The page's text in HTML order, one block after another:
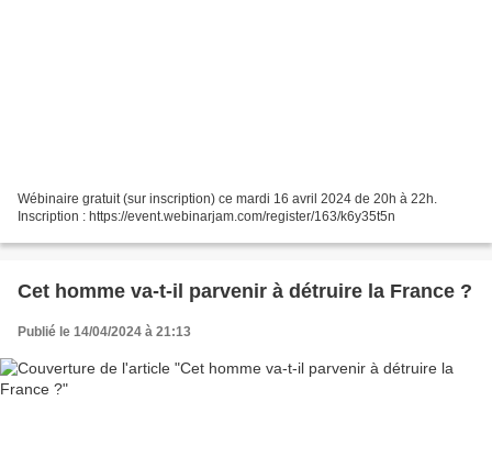
Wébinaire gratuit (sur inscription) ce mardi 16 avril 2024 de 20h à 22h.
Inscription : https://event.webinarjam.com/register/163/k6y35t5n
Cet homme va-t-il parvenir à détruire la France ?
Publié le 14/04/2024 à 21:13